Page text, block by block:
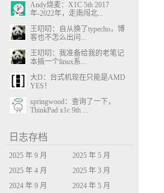
Andy烧麦：X1C 5th 2017
年-2022年，走南闯北...
王叨叨：自从换了typecho，博
客也不怎么出问...
王叨叨：我准备给我的老笔记
本搞一个linux系...
大D：台式机现在只能是AMD
YES！
springwood：查询了一下，
ThinkPad x1c 9th ...
日志存档
2025 年 9 月
2025 年 5 月
2025 年 4 月
2025 年 3 月
2024 年 9 月
2024 年 5 月